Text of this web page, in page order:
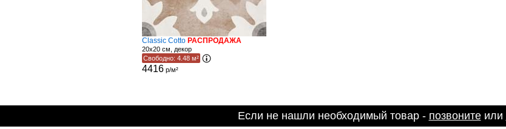
Classic Cotto РАСПРОДАЖА
20x20 см, декор
Свободно: 4.48 м²
4416 р/м²
Если не нашли необходимый товар - позвонитеили